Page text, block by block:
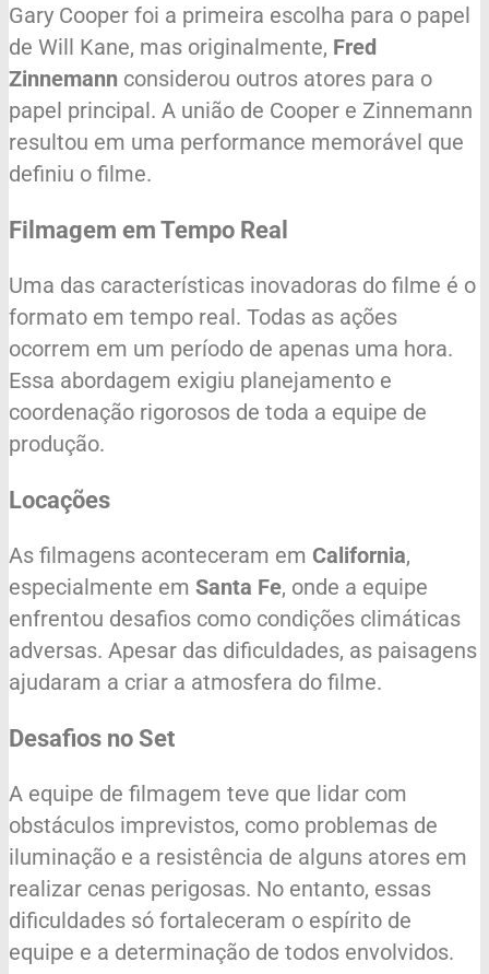
Gary Cooper foi a primeira escolha para o papel
de Will Kane, mas originalmente, Fred
Zinnemann considerou outros atores para o
papel principal. A união de Cooper e Zinnemann
resultou em uma performance memorável que
definiu o filme.
Filmagem em Tempo Real
Uma das características inovadoras do filme é o
formato em tempo real. Todas as ações
ocorrem em um período de apenas uma hora.
Essa abordagem exigiu planejamento e
coordenação rigorosos de toda a equipe de
produção.
Locações
As filmagens aconteceram em California,
especialmente em Santa Fe, onde a equipe
enfrentou desafios como condições climáticas
adversas. Apesar das dificuldades, as paisagens
ajudaram a criar a atmosfera do filme.
Desafios no Set
A equipe de filmagem teve que lidar com
obstáculos imprevistos, como problemas de
iluminação e a resistência de alguns atores em
realizar cenas perigosas. No entanto, essas
dificuldades só fortaleceram o espírito de
equipe e a determinação de todos envolvidos.